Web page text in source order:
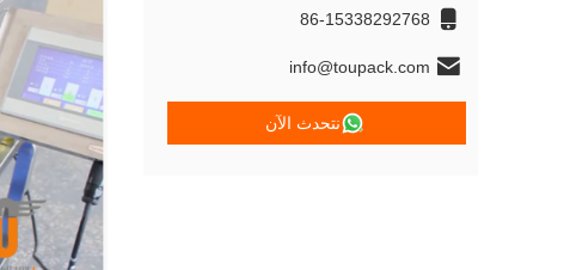
86-15338292768
info@toupack.com
نتحدث الآن